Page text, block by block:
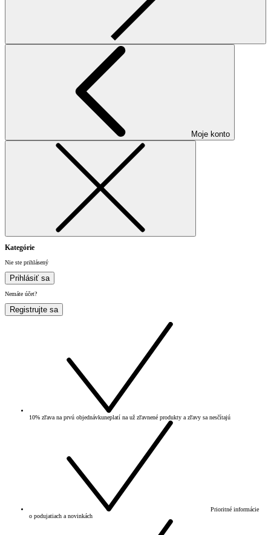
Moje konto
Kategórie
Nie ste prihlásený
Prihlásiť sa
Nemáte účet?
Registrujte sa
10% zľava na prvú objednávkuneplatí na už zľavnené produkty a zľavy sa nesčítajú
Prioritné informácie
o podujatiach a novinkách